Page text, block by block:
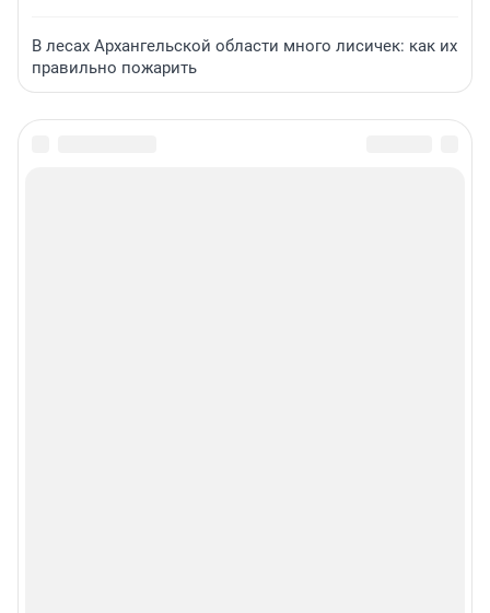
В лесах Архангельской области много лисичек: как их
правильно пожарить